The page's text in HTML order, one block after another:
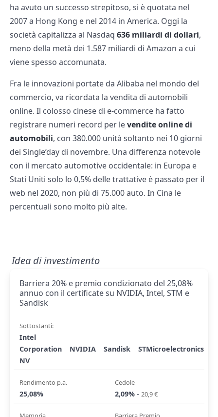
ha avuto un successo strepitoso, si è quotata nel
2007 a Hong Kong e nel 2014 in America. Oggi la
società capitalizza al Nasdaq 636 miliardi di dollari,
meno della metà dei 1.587 miliardi di Amazon a cui
viene spesso accomunata.
Fra le innovazioni portate da Alibaba nel mondo del
commercio, va ricordata la vendita di automobili
online. Il colosso cinese di e-commerce ha fatto
registrare numeri record per levendite online di
automobili, con 380.000 unità soltanto nei 10 giorni
dei Single’day di novembre. Una differenza notevole
con il mercato automotive occidentale: in Europa e
Stati Uniti solo lo 0,5% delle trattative è passato per il
web nel 2020, non più di 75.000 auto. In Cina le
percentuali sono molto più alte.
Idea di investimento
Barriera 20% e premio condizionato del 25,08%
annuo con il certificate su NVIDIA, Intel, STM e
Sandisk
Sottostanti:
Intel
Corporation
NVIDIA Sandisk
STMicroelectronics
NV
Rendimento p.a.
25,08%
Cedole
2,09% - 20,9 €